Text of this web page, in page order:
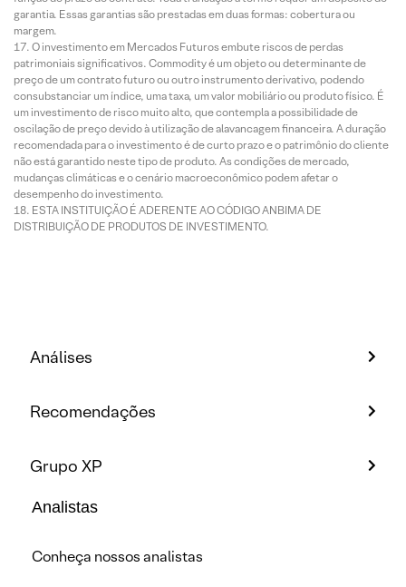
garantia. Essas garantias são prestadas em duas formas: cobertura ou
margem.
O investimento em Mercados Futuros embute riscos de perdas
patrimoniais significativos. Commodity é um objeto ou determinante de
preço de um contrato futuro ou outro instrumento derivativo, podendo
consubstanciar um índice, uma taxa, um valor mobiliário ou produto físico. É
um investimento de risco muito alto, que contempla a possibilidade de
oscilação de preço devido à utilização de alavancagem financeira. A duração
recomendada para o investimento é de curto prazo e o patrimônio do cliente
não está garantido neste tipo de produto. As condições de mercado,
mudanças climáticas e o cenário macroeconômico podem afetar o
desempenho do investimento.
ESTA INSTITUIÇÃO É ADERENTE AO CÓDIGO ANBIMA DE
DISTRIBUIÇÃO DE PRODUTOS DE INVESTIMENTO.
Análises
Recomendações
Grupo XP
Analistas
Conheça nossos analistas